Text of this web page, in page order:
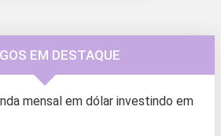
EM DESTAQUE
mensal em dólar investindo em